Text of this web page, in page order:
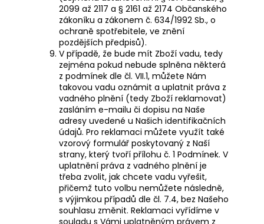
2099 až 2117 a § 2161 až 2174 Občanského
zákoníku a zákonem č. 634/1992 Sb., o
ochraně spotřebitele, ve znění
pozdějších předpisů).
V případě, že bude mít Zboží vadu, tedy
zejména pokud nebude splněna některá
z podmínek dle čl. VII.1, můžete Nám
takovou vadu oznámit a uplatnit práva z
vadného plnění (tedy Zboží reklamovat)
zasláním e-mailu či dopisu na Naše
adresy uvedené u Našich identifikačních
údajů. Pro reklamaci můžete využít také
vzorový formulář poskytovaný z Naší
strany, který tvoří přílohu č. 1 Podmínek. V
uplatnění práva z vadného plnění je
třeba zvolit, jak chcete vadu vyřešit,
přičemž tuto volbu nemůžete následně,
s výjimkou případů dle čl. 7.4, bez Našeho
souhlasu změnit. Reklamaci vyřídíme v